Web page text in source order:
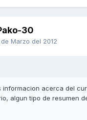
30
Marzo del 2012
informacion acerca del
algun tipo de resumen